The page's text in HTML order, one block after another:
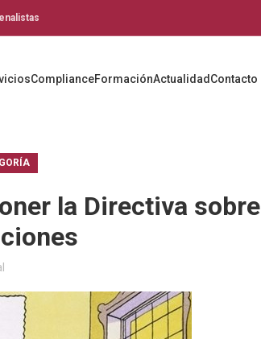
ComplianceFormaciónActualidadContacto
la Directiva sobre